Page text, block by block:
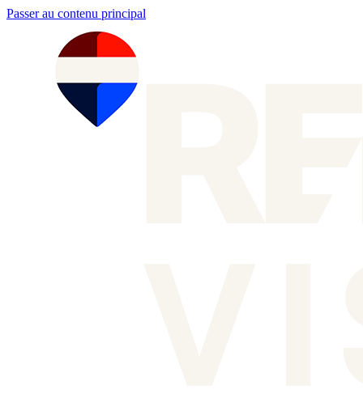
Passer au contenu principal